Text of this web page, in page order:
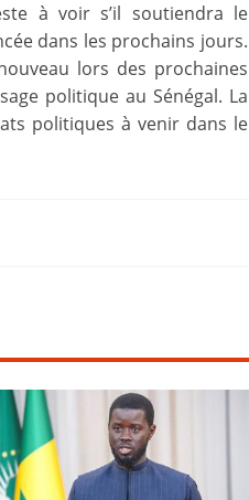
à voir s’il soutiendra le
dans les prochains jours.
lors des prochaines
politique au Sénégal. La
politiques à venir dans le